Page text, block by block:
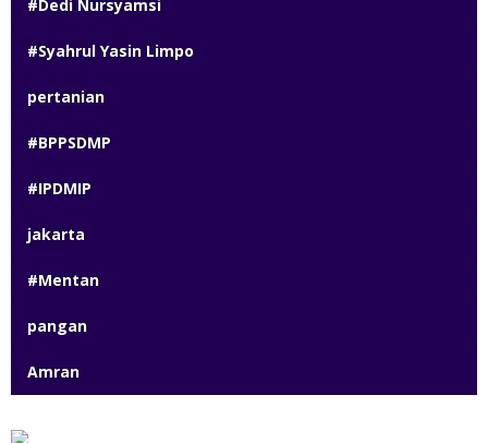
#Dedi Nursyamsi
#Syahrul Yasin Limpo
pertanian
#BPPSDMP
#IPDMIP
jakarta
#Mentan
pangan
Amran